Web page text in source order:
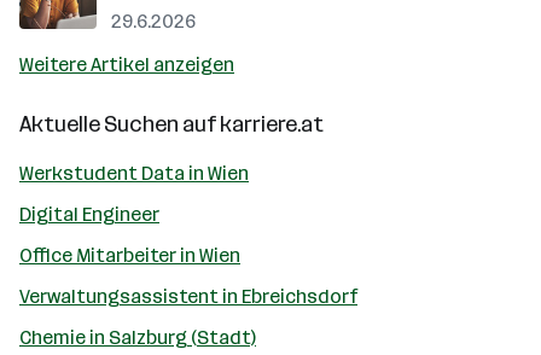
29.6.2026
Weitere Artikel anzeigen
Aktuelle Suchen aufkarriere.at
Werkstudent Data in Wien
Digital Engineer
Office Mitarbeiter in Wien
Verwaltungsassistent in Ebreichsdorf
Chemie in Salzburg (Stadt)